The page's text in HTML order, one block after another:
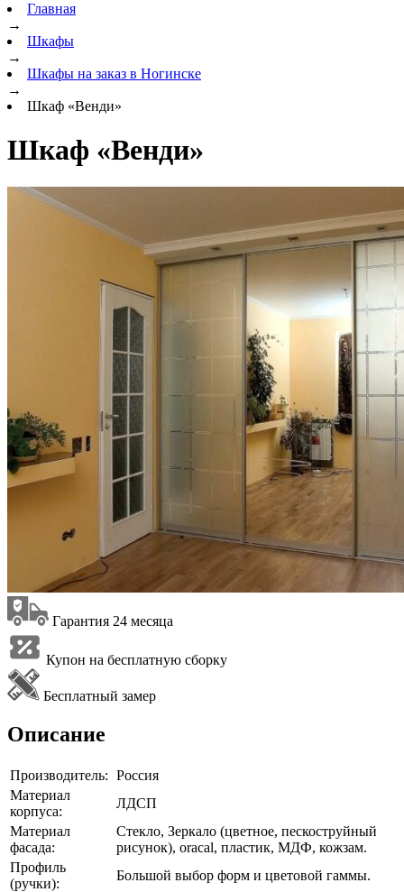
Главная
→
Шкафы
→
Шкафы на заказ в Ногинске
→
Шкаф «Венди»
Шкаф «Венди»
Гарантия 24 месяца
Купон на бесплатную сборку
Бесплатный замер
Описание
Производитель: Россия
Материал
корпуса:
ЛДСП
Материал
фасада:
Стекло, Зеркало (цветное, пескоструйный
рисунок), oracal, пластик, МДФ, кожзам.
Профиль
(ручки):
Большой выбор форм и цветовой гаммы.